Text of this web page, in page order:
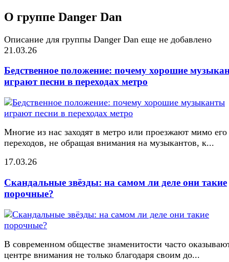
О группе Danger Dan
Описание для группы Danger Dan еще не добавлено
21.03.26
Бедственное положение: почему хорошие
играют песни в переходах метро
Многие из нас заходят в метро или проезжают мимо его
переходов, не обращая внимания на музыкантов, к...
17.03.26
Скандальные звёзды: на самом ли деле они такие
порочные?
В современном обществе знаменитости часто
центре внимания не только благодаря своим до...